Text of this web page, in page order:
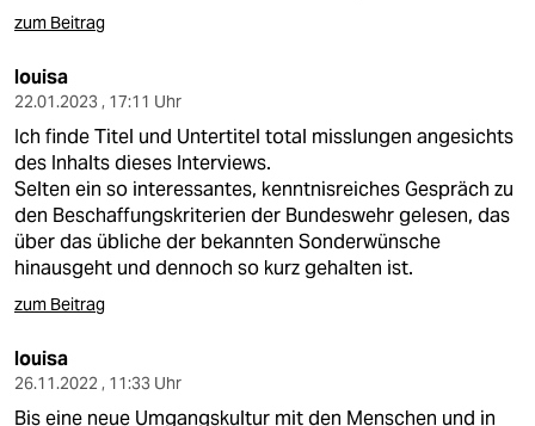
zum Beitrag
louisa
22.01.2023 , 17:11 Uhr
Ich finde Titel und Untertitel total misslungen angesichts
des Inhalts dieses Interviews.
Selten ein so interessantes, kenntnisreiches Gespräch zu
den Beschaffungskriterien der Bundeswehr gelesen, das
über das übliche der bekannten Sonderwünsche
hinausgeht und dennoch so kurz gehalten ist.
zum Beitrag
louisa
26.11.2022 , 11:33 Uhr
Bis eine neue Umgangskultur mit den Menschen und in